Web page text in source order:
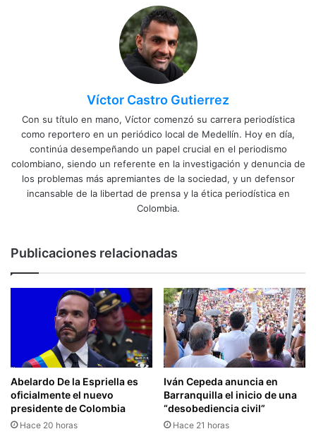
Víctor Castro Gutierrez
Con su título en mano, Víctor comenzó su carrera periodística
como reportero en un periódico local de Medellín. Hoy en día,
continúa desempeñando un papel crucial en el periodismo
colombiano, siendo un referente en la investigación y denuncia de
los problemas más apremiantes de la sociedad, y un defensor
incansable de la libertad de prensa y la ética periodística en
Colombia.
Publicaciones relacionadas
Abelardo De la Espriella es
oficialmente el nuevo
presidente de Colombia
Hace 20 horas
Iván Cepeda anuncia en
Barranquilla el inicio de una
“desobediencia civil”
Hace 21 horas